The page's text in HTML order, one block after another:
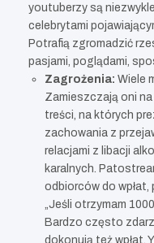
youtuberzy są
celebrytami
Potrafią zgromadzić
pasjami, poglądami,
Zagrożenia: Wiele
Zamieszczają oni
treści, na których
zachowania z
relacjami z libacji
karalnych.
odbiorców do wpłat,
„Jeśli otrzymam
Bardzo często
dokonują też wpłat.